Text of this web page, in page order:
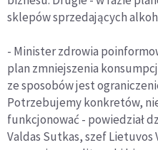
sklepów sprzedających
- Minister zdrowia
plan zmniejszenia
ze sposobów jest
Potrzebujemy konkretów,
funkcjonować - powiedział
Valdas Sutkas, szef